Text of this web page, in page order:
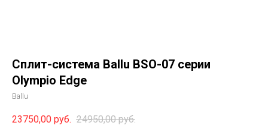
Сплит-система Ballu BSO-07 серии
Olympio Edge
Ballu
23750,00 руб. 24950,00 руб.